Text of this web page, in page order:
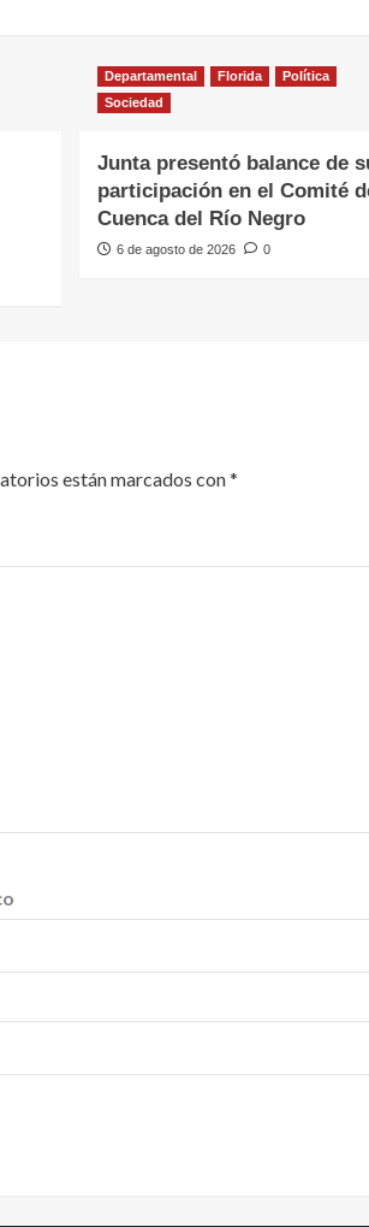
Departamental Florida
Política
Sociedad
Junta presentó balance de
participación en el Comité
Cuenca del Río Negro
6 de agosto de 2026 0
están marcados con*